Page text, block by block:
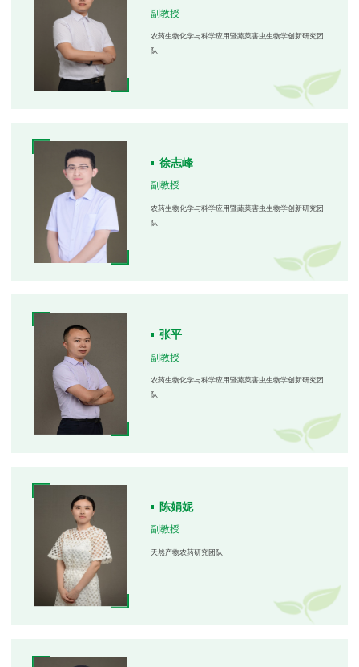
副教授
农药生物化学与科学应用暨蔬菜害虫生物学创新研究团
队
徐志峰
副教授
农药生物化学与科学应用暨蔬菜害虫生物学创新研究团
队
张平
副教授
农药生物化学与科学应用暨蔬菜害虫生物学创新研究团
队
陈娟妮
副教授
天然产物农药研究团队